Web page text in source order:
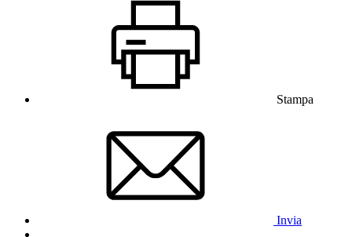
Stampa
Invia